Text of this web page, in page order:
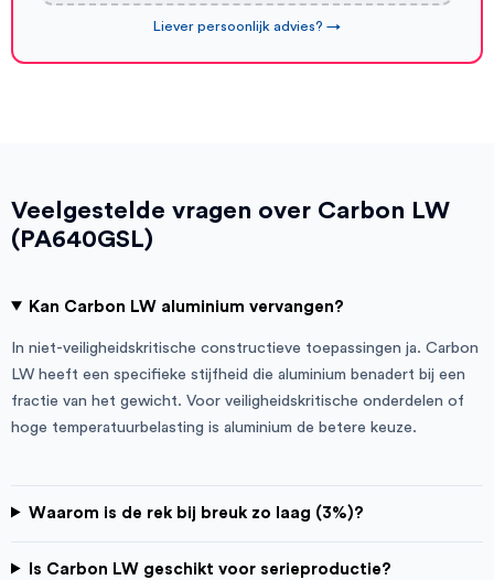
Liever persoonlijk advies? →
Veelgestelde vragen over Carbon LW
(PA640GSL)
Kan Carbon LW aluminium vervangen?
In niet-veiligheidskritische constructieve toepassingen ja. Carbon
LW heeft een specifieke stijfheid die aluminium benadert bij een
fractie van het gewicht. Voor veiligheidskritische onderdelen of
hoge temperatuurbelasting is aluminium de betere keuze.
Waarom is de rek bij breuk zo laag (3%)?
Is Carbon LW geschikt voor serieproductie?